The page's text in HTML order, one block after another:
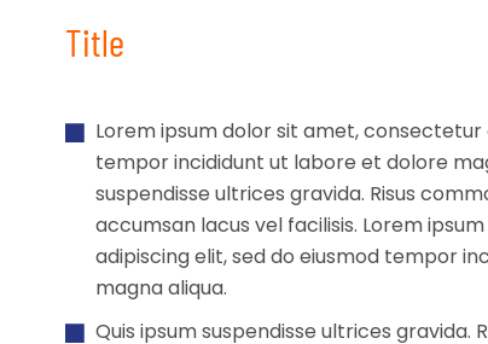
Title
Lorem ipsum dolor sit amet, consectetur
tempor incididunt ut labore et dolore
suspendisse ultrices gravida. Risus
accumsan lacus vel facilisis. Lorem
adipiscing elit, sed do eiusmod tempor
magna aliqua.
Quis ipsum suspendisse ultrices gravida.